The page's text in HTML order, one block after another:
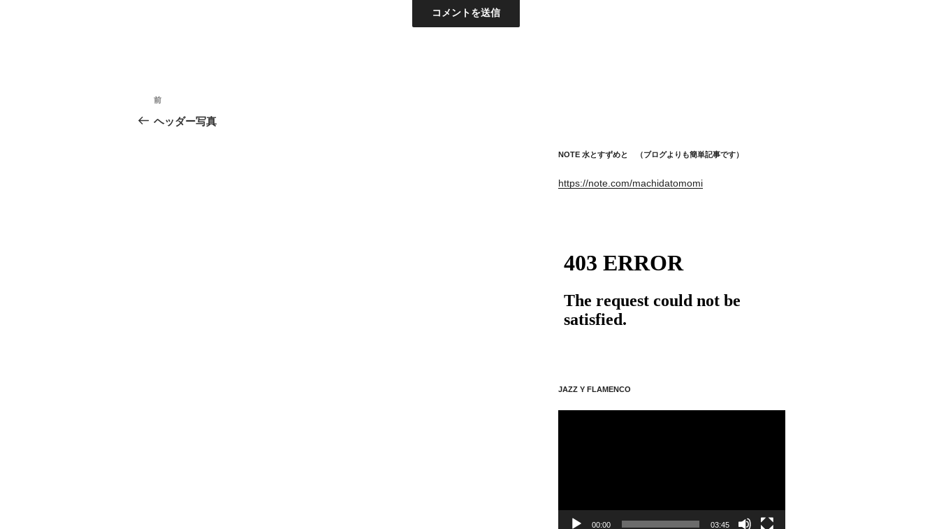
投
稿
前
の
前
ヘッダー写真
NOTE 水とすずめと （ブログよりも簡単記事です）
https://note.com/machidatomomi
JAZZ Y FLAMENCO
ー
00:00 03:45